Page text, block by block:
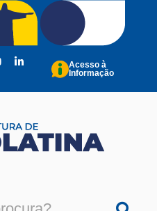
Acesso à
Informação